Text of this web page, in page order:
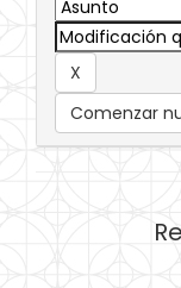
Comenzar